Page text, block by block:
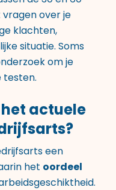
over je
klachten,
situatie. Soms
om je
testen.
actuele
een
het oordeel